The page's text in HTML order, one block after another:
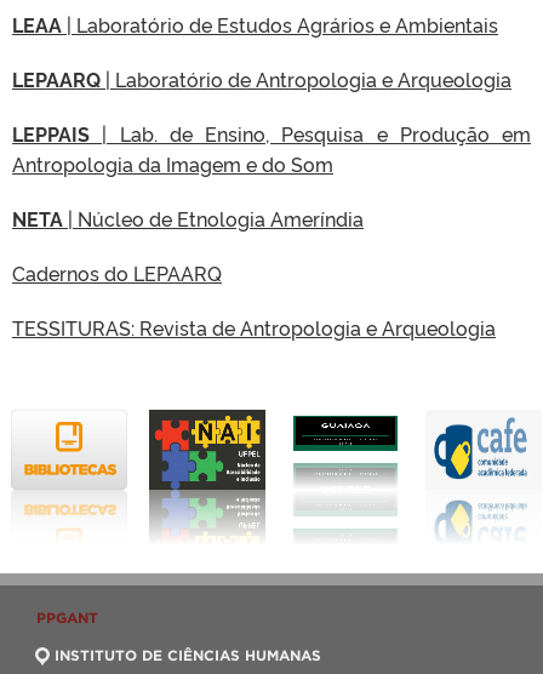
LEAA | Laboratório de Estudos Agrários e Ambientais
LEPAARQ | Laboratório de Antropologia e Arqueologia
LEPPAIS | Lab. de Ensino, Pesquisa e Produção em
Antropologia da Imagem e do Som
NETA | Núcleo de Etnologia Ameríndia
Cadernos do LEPAARQ
TESSITURAS: Revista de Antropologia e Arqueologia
PPGANT
INSTITUTO DE CIÊNCIAS HUMANAS